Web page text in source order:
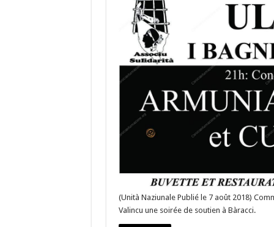
Bagni
u
(Unità Naziunale Publié le 7 août 2018)
Valincu une soirée de soutien à Bàracci.